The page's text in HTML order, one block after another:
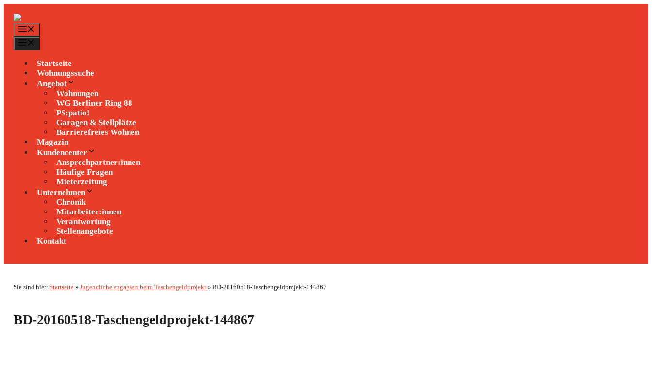
Inhalt
springen
Startseite
Wohnungssuche
Angebot
Wohnungen
WG Berliner Ring 88
PS:patio!
Garagen & Stellplätze
Barrierefreies Wohnen
Magazin
Kundencenter
Ansprechpartner:innen
Häufige Fragen
Mieterzeitung
Unternehmen
Chronik
Mitarbeiter:innen
Verantwortung
Stellenangebote
Kontakt
Sie sind hier: Startseite » Jugendliche engagiert beim Taschengeldprojekt » BD-20160518-Taschengeldprojekt-144867
BD-20160518-Taschengeldprojekt-144867